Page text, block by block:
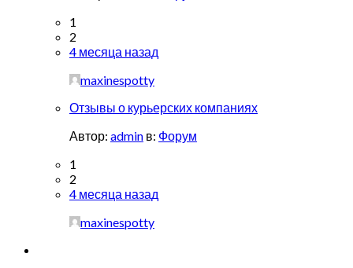
1
2
4 месяца назад
maxinespotty
Отзывы о курьерских компаниях
Автор: admin в: Форум
1
2
4 месяца назад
maxinespotty